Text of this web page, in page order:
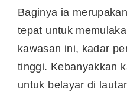
Baginya ia
tepat untuk
kawasan ini, kadar
tinggi. Kebanyakkan
untuk belayar di